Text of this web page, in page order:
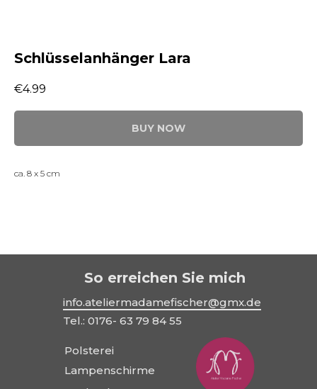
Schlüsselanhänger Lara
€4.99
BUY NOW
ca. 8 x 5 cm
So erreichen Sie mich
Polsterei
info.ateliermadamefischer@gmx.de
Lampenschirme
Tel.: 0176- 63 79 84 55